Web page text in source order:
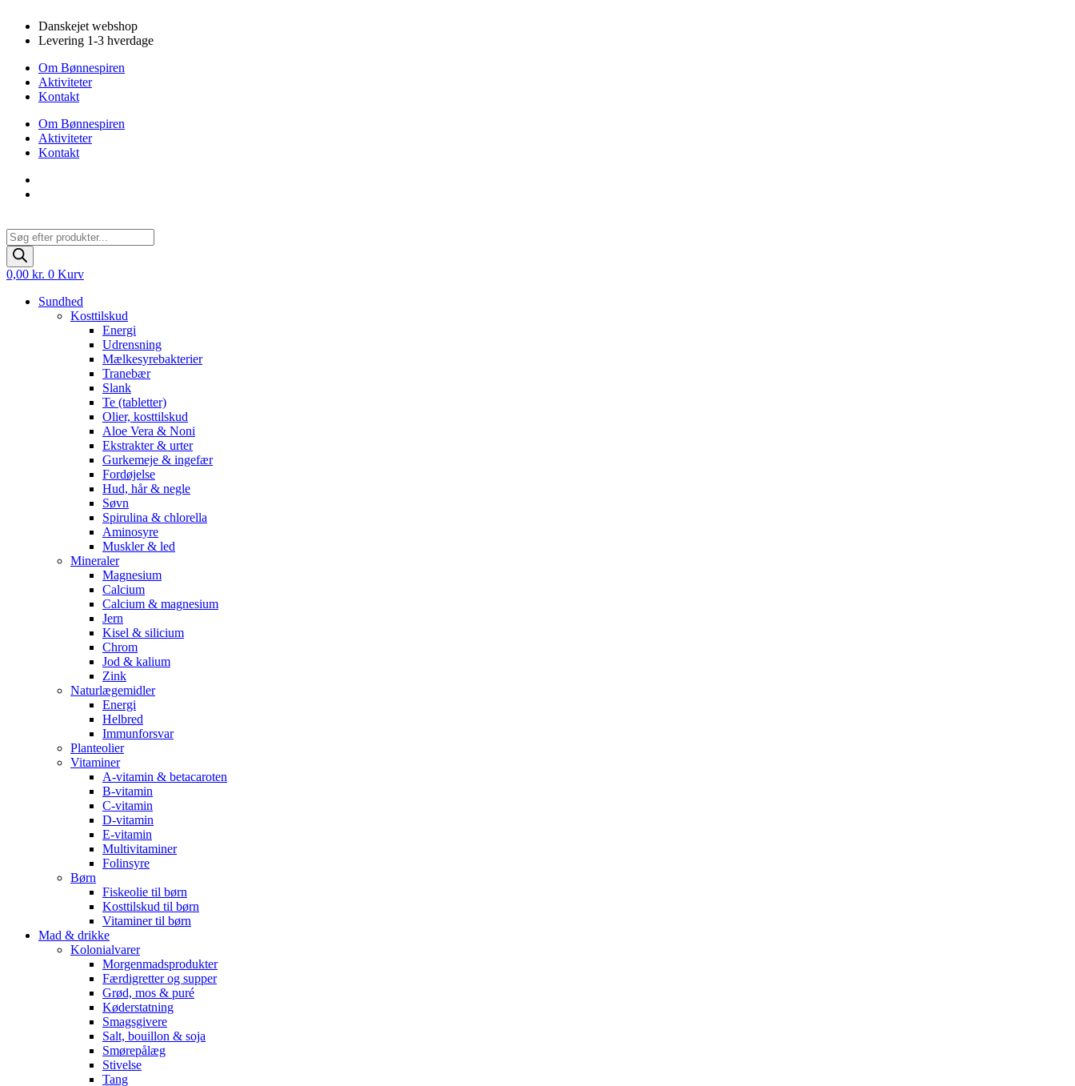
indhold
Danskejet webshop
Levering 1-3 hverdage
Om Bønnespiren
Aktiviteter
Kontakt
Om Bønnespiren
Aktiviteter
Kontakt
Products
search
0,00 kr. 0 Kurv
Sundhed
Kosttilskud
Energi
Udrensning
Mælkesyrebakterier
Tranebær
Slank
Te (tabletter)
Olier, kosttilskud
Aloe Vera & Noni
Ekstrakter & urter
Gurkemeje & ingefær
Fordøjelse
Hud, hår & negle
Søvn
Spirulina & chlorella
Aminosyre
Muskler & led
Mineraler
Magnesium
Calcium
Calcium & magnesium
Jern
Kisel & silicium
Chrom
Jod & kalium
Zink
Naturlægemidler
Energi
Helbred
Immunforsvar
Planteolier
Vitaminer
A-vitamin & betacaroten
B-vitamin
C-vitamin
D-vitamin
E-vitamin
Multivitaminer
Folinsyre
Børn
Fiskeolie til børn
Kosttilskud til børn
Vitaminer til børn
Mad & drikke
Kolonialvarer
Morgenmadsprodukter
Færdigretter og supper
Grød, mos & puré
Køderstatning
Smagsgivere
Salt, bouillon & soja
Smørepålæg
Stivelse
Tang